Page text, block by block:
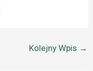
Kolejny Wpis →